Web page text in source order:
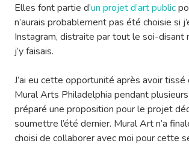
Elles font partie d’un projet d’art public
n’aurais probablement pas été choisie si
Instagram, distraite par tout le soi-disant
j’y faisais.
J’ai eu cette opportunité après avoir
Mural Arts Philadelphia pendant
préparé une proposition pour le projet
soumettre l’été dernier. Mural Art n’a
choisi de collaborer avec moi pour cette